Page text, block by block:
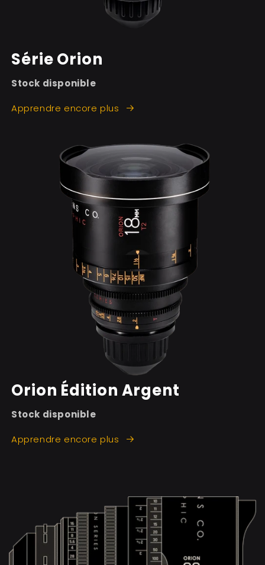
Série Orion
Stock disponible
Apprendre encore plus
Orion Édition Argent
Stock disponible
Apprendre encore plus